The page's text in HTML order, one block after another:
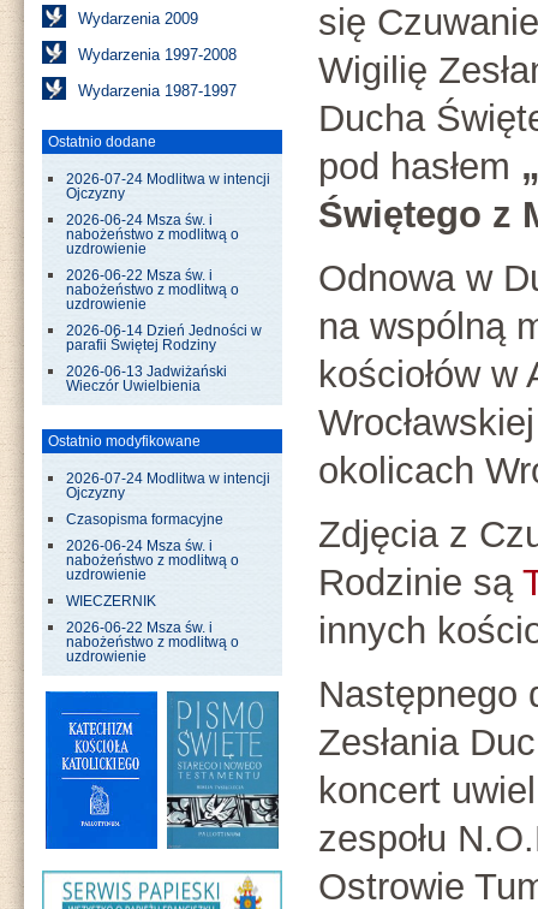
Wydarzenia 2009
Wydarzenia 1997-2008
Wydarzenia 1987-1997
Ostatnio dodane
2026-07-24 Modlitwa w intencji
Ojczyzny
2026-06-24 Msza św. i
nabożeństwo z modlitwą o
uzdrowienie
2026-06-22 Msza św. i
nabożeństwo z modlitwą o
uzdrowienie
2026-06-14 Dzień Jedności w
parafii Świętej Rodziny
2026-06-13 Jadwiżański
Wieczór Uwielbienia
Ostatnio modyfikowane
2026-07-24 Modlitwa w intencji
Ojczyzny
Czasopisma formacyjne
2026-06-24 Msza św. i
nabożeństwo z modlitwą o
uzdrowienie
WIECZERNIK
2026-06-22 Msza św. i
nabożeństwo z modlitwą o
uzdrowienie
się
Wigilię
Ducha
pod hasłem
Świętego z
Odnowa w
na wspólną
kościołów w
okolicach
Zdjęcia z
Rodzinie są
innych
Następnego
Zesłania
koncert
zespołu
Ostrowie